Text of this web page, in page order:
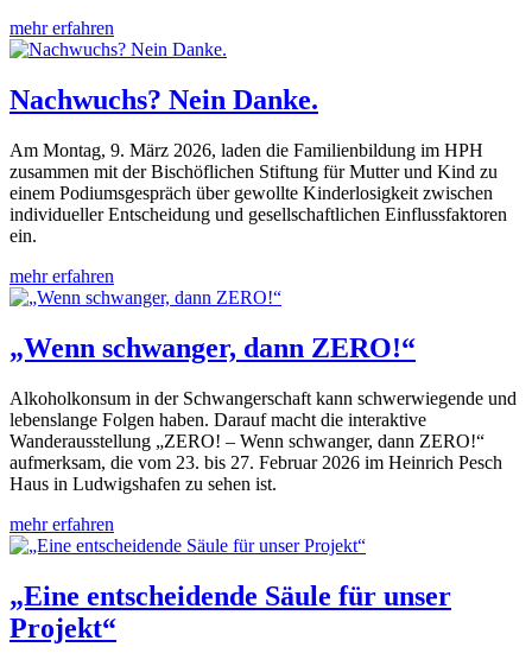
mehr erfahren
Nachwuchs? Nein Danke.
Am Montag, 9. März 2026, laden die Familienbildung im HPH
zusammen mit der Bischöflichen Stiftung für Mutter und Kind zu
einem Podiumsgespräch über gewollte Kinderlosigkeit zwischen
individueller Entscheidung und gesellschaftlichen Einflussfaktoren
ein.
mehr erfahren
„Wenn schwanger, dann ZERO!“
Alkoholkonsum in der Schwangerschaft kann schwerwiegende und
lebenslange Folgen haben. Darauf macht die interaktive
Wanderausstellung „ZERO! – Wenn schwanger, dann ZERO!“
aufmerksam, die vom 23. bis 27. Februar 2026 im Heinrich Pesch
Haus in Ludwigshafen zu sehen ist.
mehr erfahren
„Eine entscheidende Säule für unser
Projekt“